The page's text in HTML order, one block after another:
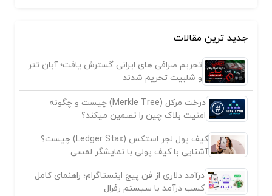
جدید ترین مقالات
تحریم صرافی های ایرانی گسترش یافت؛ آبان تتر
و شلبیت تحریم شدند
درخت مرکل (Merkle Tree) چیست و چگونه
امنیت بلاک چین را تضمین میکند؟
کیف پول لجر استکس (Ledger Stax) چیست؟
آشنایی با کیف پولی با نمایشگر لمسی
درآمد دلاری از فن پیج اینستاگرام؛ راهنمای کامل
کسب درآمد با سیستم رفرال